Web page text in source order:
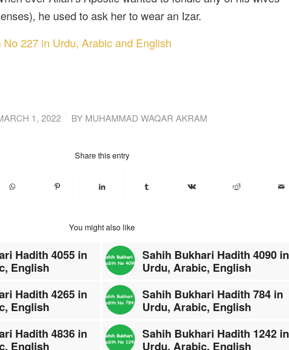
he used to ask her to wear an Izar.
227 in Urdu, Arabic and English
1, 2022
/ BY MUHAMMAD WAQAR AKRAM
Share this entry
You might also like
Hadith 4055 in
English
Sahih Bukhari Hadith 4090 in
Urdu, Arabic, English
Hadith 4265 in
English
Sahih Bukhari Hadith 784 in
Urdu, Arabic, English
Hadith 4836 in
English
Sahih Bukhari Hadith 1242 in
Urdu, Arabic, English